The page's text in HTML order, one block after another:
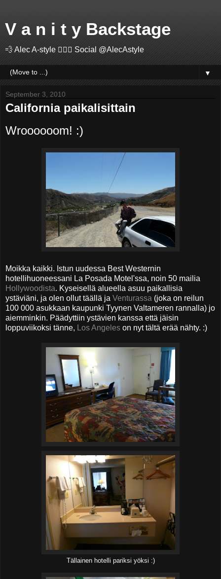
V a n i t y Backstage
💨 Alec A-style 🤽🏻‍♂️ Social @AlecAstyle
▼
September 3, 2010
California paikalisittain
Wroooooom! :)
Moikka kaikki. Istun uudessa Best Westernin
hotellihuoneessani La Posada Motel'ssa, noin 50 mailia
Hollywoodista. Kyseisellä alueella asuu paikallisia
ystäviäni, ja olen ollut täällä ja Venturassa (joka on reilun
100 000 asukkaan kaupunki Tyynen Valtameren rannalla) jo
aiemminkin. Päädyttiin ystävien kanssa että jäisin
loppuviikoksi tänne, Los Angeles on nyt tältä erää nähty. :)
Tällainen hotelli pariksi yöksi :)